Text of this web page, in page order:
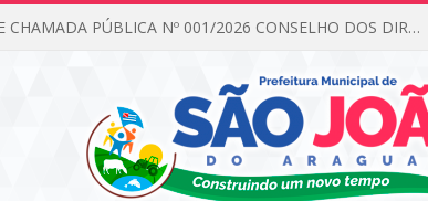
EDITAL DE CHAMADA PÚBLICA Nº 001/2026 CONSELHO DOS DIREITOS DA CRIANÇA E DO ADOLESCENTE